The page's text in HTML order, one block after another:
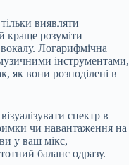
виявляти
краще розуміти
Логарифмічна
інструментами,
як вони розподілені в
спектр в
чи навантаження на
у ваш мікс,
баланс одразу.